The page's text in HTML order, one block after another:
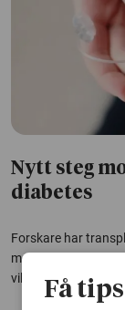
Nytt steg
diabetes
Forskare har
med typ 1-
vilket väcker hopp
Få